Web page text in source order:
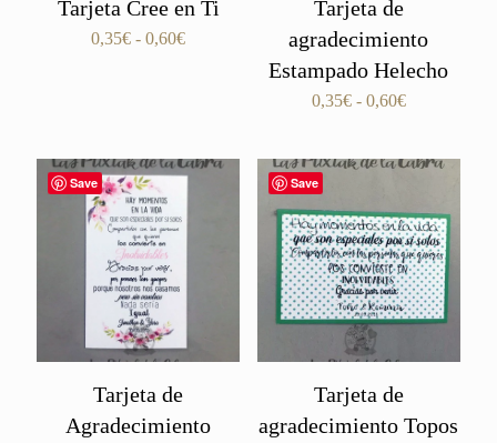
Tarjeta Cree en Ti
0,35€ - 0,60€Rango
0,60€
Tarjeta de
agradecimiento
Estampado Helecho
0,35€ - 0,60€Rango
desde
hasta
0,60€
Save
Tarjeta de
Agradecimiento
Save
Tarjeta de
agradecimiento Topos